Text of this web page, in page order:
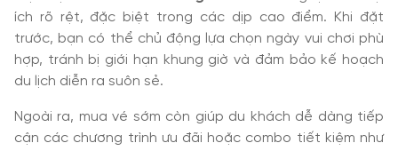
ích rõ rệt, đặc biệt trong các dịp cao điểm. Khi đặt
trước, bạn có thể chủ động lựa chọn ngày vui chơi phù
hợp, tránh bị giới hạn khung giờ và đảm bảo kế hoạch
du lịch diễn ra suôn sẻ.
Ngoài ra, mua vé sớm còn giúp du khách dễ dàng tiếp
cận các chương trình ưu đãi hoặc combo tiết kiệm như